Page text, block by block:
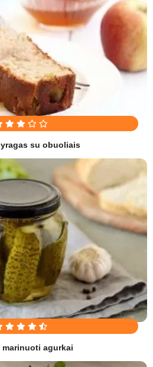
su obuoliais
marinuoti agurkai